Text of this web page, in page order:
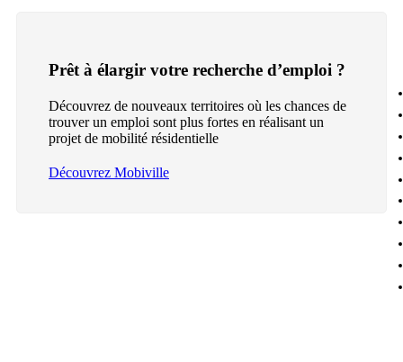
Prêt à élargir votre recherche d’emploi ?
Découvrez de nouveaux territoires où les chances de
trouver un emploi sont plus fortes en réalisant un
projet de mobilité résidentielle
Découvrez Mobiville